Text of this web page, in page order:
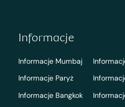
Informacje
Informacje Mumbaj
Informacje Paryż
Informacje Bangkok